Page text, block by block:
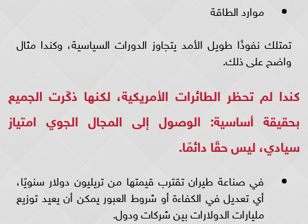
موارد الطاقة
تمتلك نفوذًا طويل الأمد يتجاوز الدورات السياسية، وكندا مثال
واضح على ذلك.
كندا لم تحظر الطائرات الأمريكية، لكنها ذكّرت الجميع
بحقيقة أساسية: الوصول إلى المجال الجوي امتياز
سيادي، ليس حقًا دائمًا.
في صناعة طيران تقترب قيمتها من تريليون دولار سنويًا،
أي تعديل في الكفاءة أو شروط العبور يمكن أن يعيد توزيع
مليارات الدولارات بين شركات ودول.